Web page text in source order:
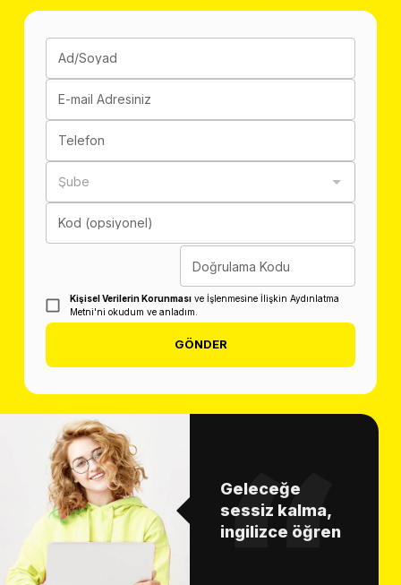
Ad/Soyad
E-mail Adresiniz
Telefon
Şube
Kod (opsiyonel)
Doğrulama Kodu
Kişisel Verilerin Korunması ve İşlenmesine İlişkin Aydınlatma
Metni'ni okudum ve anladım.
GÖNDER
Geleceğe
sessiz kalma,
ingilizce öğren